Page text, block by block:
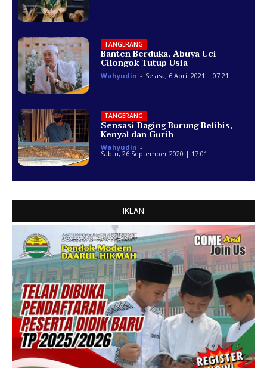
TANGERANG
Banten Berduka, Abuya Uci
Cilongok Tutup Usia
Wahyudin - Selasa, 6 April 2021 | 07:21
TANGERANG
Sensasi Daging Burung Belibis,
Kenyal dan Gurih
Wahyudin -
Sabtu, 26 September 2020 | 17:01
IKLAN